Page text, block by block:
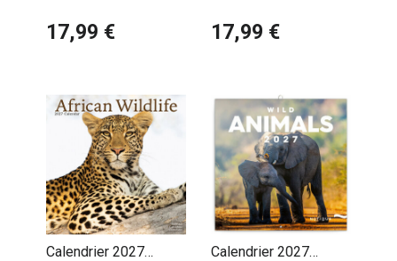
la Forêt
17,99 €
Danger
17,99 €
Calendrier 2027
Calendrier 2027